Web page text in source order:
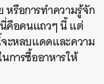
รือการทำความรู้จัก
นี่คือคนแถวๆ นี้ แต่
ะหลบแดดและความ
การซื้ออาหารให้